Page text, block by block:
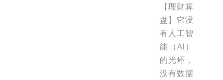
【理财算
盘】它没
有人工智
能（AI）
的光环，
没有数据